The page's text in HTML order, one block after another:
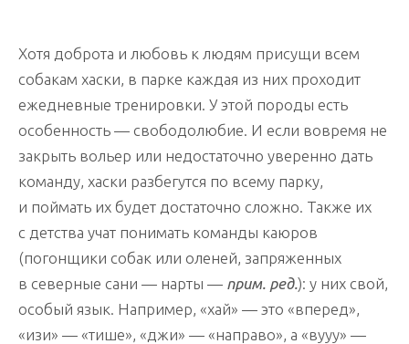
Хотя доброта и любовь к людям присущи всем
собакам хаски, в парке каждая из них проходит
ежедневные тренировки. У этой породы есть
особенность — свободолюбие. И если вовремя не
закрыть вольер или недостаточно уверенно дать
команду, хаски разбегутся по всему парку,
и поймать их будет достаточно сложно. Также их
с детства учат понимать команды каюров
(погонщики собак или оленей, запряженных
в северные сани — нарты — прим. ред.): у них свой,
особый язык. Например, «хай» — это «вперед»,
«изи» — «тише», «джи» — «направо», а «вууу» —